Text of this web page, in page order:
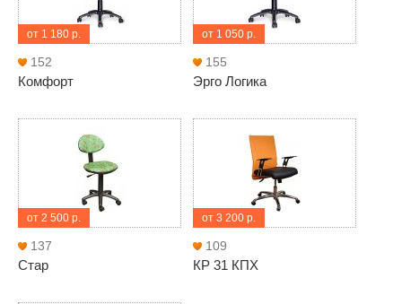
от 1 180 р.
152
Комфорт
от 1 050 р.
155
Эрго Логика
от 2 500 р.
137
Стар
от 3 200 р.
109
КР 31 КПХ